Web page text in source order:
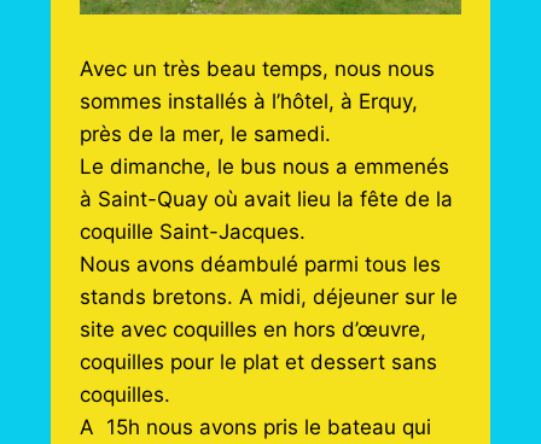
Avec un très beau temps, nous nous
sommes installés à l’hôtel, à Erquy,
près de la mer, le samedi.
Le dimanche, le bus nous a emmenés
à Saint-Quay où avait lieu la fête de la
coquille Saint-Jacques.
Nous avons déambulé parmi tous les
stands bretons. A midi, déjeuner sur le
site avec coquilles en hors d’œuvre,
coquilles pour le plat et dessert sans
coquilles.
A 15h nous avons pris le bateau qui